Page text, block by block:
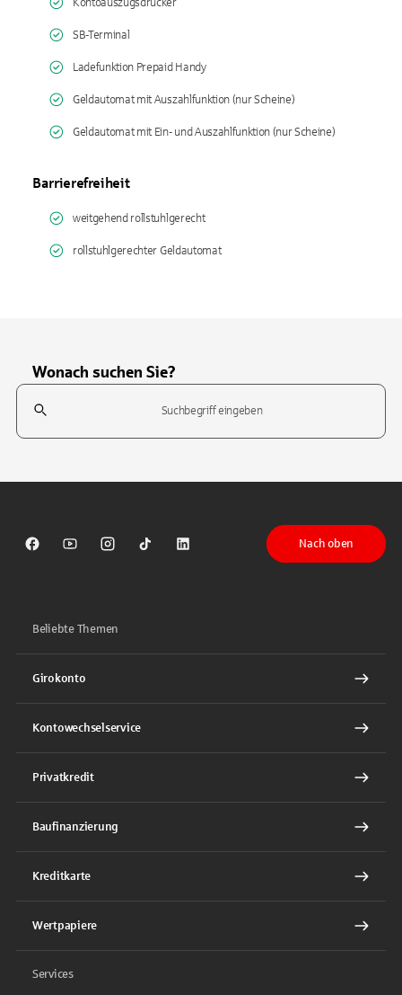
Kontoauszugsdrucker
SB-Terminal
Ladefunktion Prepaid Handy
Geldautomat mit Auszahlfunktion (nur Scheine)
Geldautomat mit Ein- und Auszahlfunktion (nur Scheine)
Barrierefreiheit
weitgehend rollstuhlgerecht
rollstuhlgerechter Geldautomat
Wonach suchen Sie?
Suchfeld
Sparkasse auf Facebook
Sparkasse auf Youtube
Sparkasse auf Instagram
Sparkasse auf TikTok
Sparkasse auf LinkedIn
Nach oben
Beliebte Themen
Girokonto
Kontowechselservice
Privatkredit
Baufinanzierung
Kreditkarte
Wertpapiere
Services